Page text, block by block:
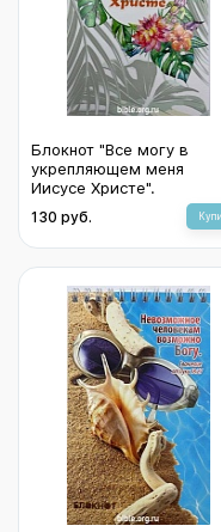
Блокнот "Все могу в
укрепляющем меня
Иисусе Христе".
130 руб.